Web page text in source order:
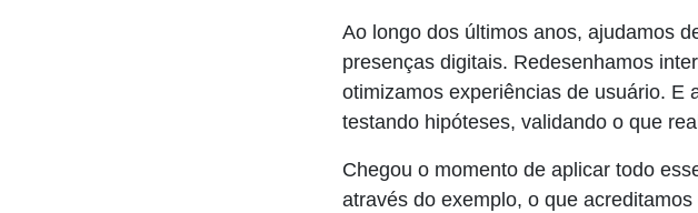
Ao longo dos últimos anos, ajudamos
presenças digitais. Redesenhamos
otimizamos experiências de usuário. E
testando hipóteses, validando o que
Chegou o momento de aplicar todo
através do exemplo, o que